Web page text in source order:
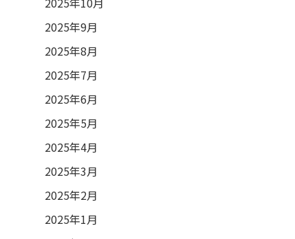
2025年9月
2025年8月
2025年7月
2025年6月
2025年5月
2025年4月
2025年3月
2025年2月
2025年1月